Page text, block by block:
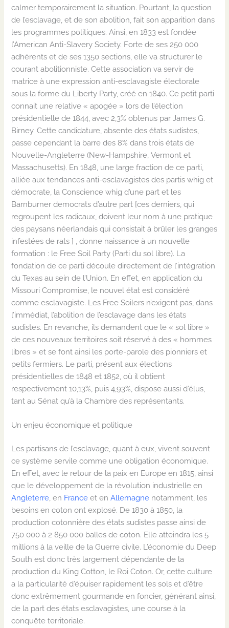
calmer temporairement la situation. Pourtant, la question
de l’esclavage, et de son abolition, fait son apparition dans
les programmes politiques. Ainsi, en 1833 est fondée
l’American Anti-Slavery Society. Forte de ses 250 000
adhérents et de ses 1350 sections, elle va structurer le
courant abolitionniste. Cette association va servir de
matrice à une expression anti-esclavagiste électorale
sous la forme du Liberty Party, créé en 1840. Ce petit parti
connait une relative « apogée » lors de l’élection
présidentielle de 1844, avec 2,3% obtenus par James G.
Birney. Cette candidature, absente des états sudistes,
passe cependant la barre des 8% dans trois états de
Nouvelle-Angleterre (New-Hampshire, Vermont et
Massachusetts). En 1848, une large fraction de ce parti,
alliée aux tendances anti-esclavagistes des partis whig et
démocrate, la Conscience whig d’une part et les
Barnburner democrats d’autre part [ces derniers, qui
regroupent les radicaux, doivent leur nom à une pratique
des paysans néerlandais qui consistait à brûler les granges
infestées de rats ] , donne naissance à un nouvelle
formation : le Free Soil Party (Parti du sol libre). La
fondation de ce parti découle directement de l’intégration
du Texas au sein de l’Union. En effet, en application du
Missouri Compromise, le nouvel état est considéré
comme esclavagiste. Les Free Soilers n’exigent pas, dans
l’immédiat, l’abolition de l’esclavage dans les états
sudistes. En revanche, ils demandent que le « sol libre »
de ces nouveaux territoires soit réservé à des « hommes
libres » et se font ainsi les porte-parole des pionniers et
petits fermiers. Le parti, présent aux élections
présidentielles de 1848 et 1852, où il obtient
respectivement 10,13%, puis 4,93%, dispose aussi d’élus,
tant au Sénat qu’à la Chambre des représentants.
Un enjeu économique et politique
Les partisans de l’esclavage, quant à eux, vivent souvent
ce système servile comme une obligation économique.
En effet, avec le retour de la paix en Europe en 1815, ainsi
que le développement de la révolution industrielle en
Angleterre , en France et enAllemagne notamment, les
besoins en coton ont explosé. De 1830 à 1850, la
production cotonnière des états sudistes passe ainsi de
750 000 à 2 850 000 balles de coton. Elle atteindra les 5
millions à la veille de la Guerre civile. L’économie du Deep
South est donc très largement dépendante de la
production du King Cotton, le Roi Coton. Or, cette culture
a la particularité d’épuiser rapidement les sols et d’être
donc extrêmement gourmande en foncier, générant ainsi,
de la part des états esclavagistes, une course à la
conquête territoriale.